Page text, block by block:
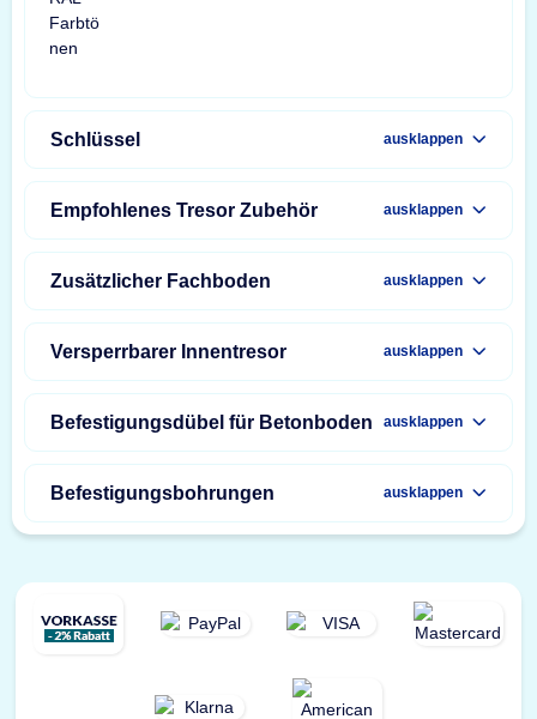
Schlüssel ausklappen
Empfohlenes Tresor Zubehör ausklappen
Zusätzlicher Fachboden ausklappen
Versperrbarer Innentresor ausklappen
Befestigungsdübel für Betonboden ausklappen
Befestigungsbohrungen ausklappen